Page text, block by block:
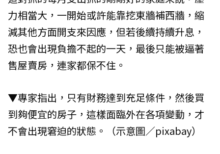
力相當大，一開始或許能靠挖東牆補西牆，縮
減其他方面開支來因應，但若後續持續升息，
恐也會出現負擔不起的一天，最後只能被逼著
售屋賣房，連家都保不住。
▼專家指出，只有財務達到充足條件，然後買
到夠便宜的房子，這樣面臨外在各項變動，才
不會出現窘迫的狀態。（示意圖／pixabay）